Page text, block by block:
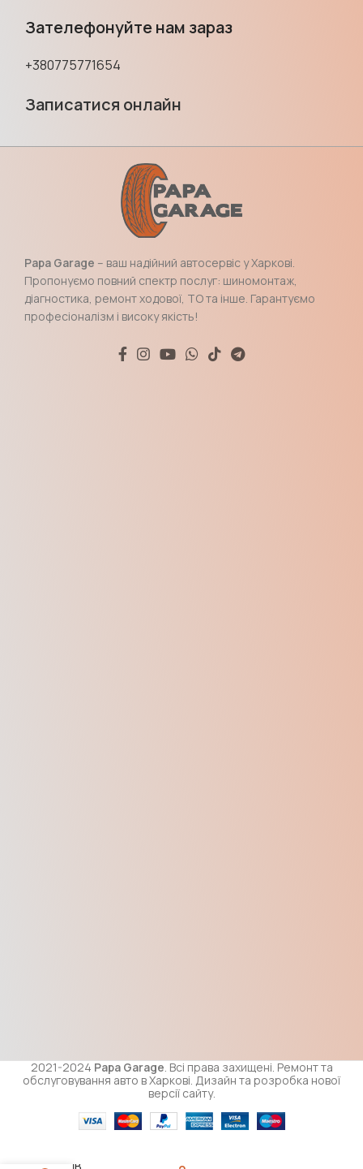
Зателефонуйте нам зараз
+380775771654
Записатися онлайн
Papa Garage – ваш надійний автосервіс у Харкові.
Пропонуємо повний спектр послуг: шиномонтаж,
діагностика, ремонт ходової, ТО та інше. Гарантуємо
професіоналізм і високу якість!
2021-2024 Papa Garage. Всі права захищені. Ремонт та
обслуговування авто в Харкові. Дизайн та розробка нової
версії сайту.
Диск
MB